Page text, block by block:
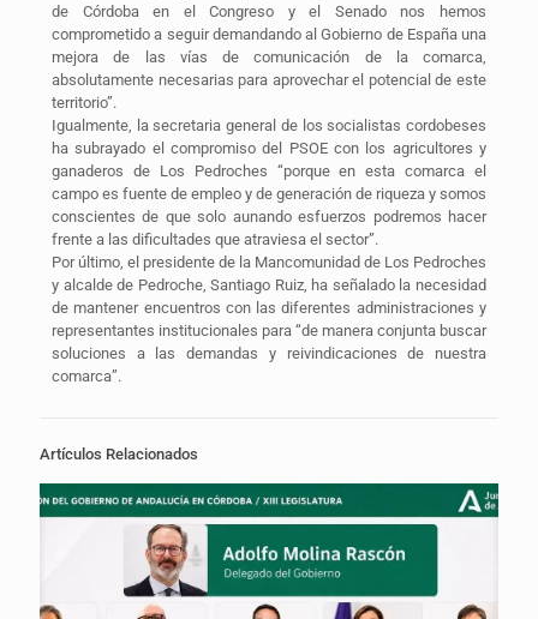
de Córdoba en el Congreso y el Senado nos hemos
comprometido a seguir demandando al Gobierno de España una
mejora de las vías de comunicación de la comarca,
absolutamente necesarias para aprovechar el potencial de este
territorio”.
Igualmente, la secretaria general de los socialistas cordobeses
ha subrayado el compromiso del PSOE con los agricultores y
ganaderos de Los Pedroches “porque en esta comarca el
campo es fuente de empleo y de generación de riqueza y somos
conscientes de que solo aunando esfuerzos podremos hacer
frente a las dificultades que atraviesa el sector”.
Por último, el presidente de la Mancomunidad de Los Pedroches
y alcalde de Pedroche, Santiago Ruiz, ha señalado la necesidad
de mantener encuentros con las diferentes administraciones y
representantes institucionales para “de manera conjunta buscar
soluciones a las demandas y reivindicaciones de nuestra
comarca”.
Artículos Relacionados